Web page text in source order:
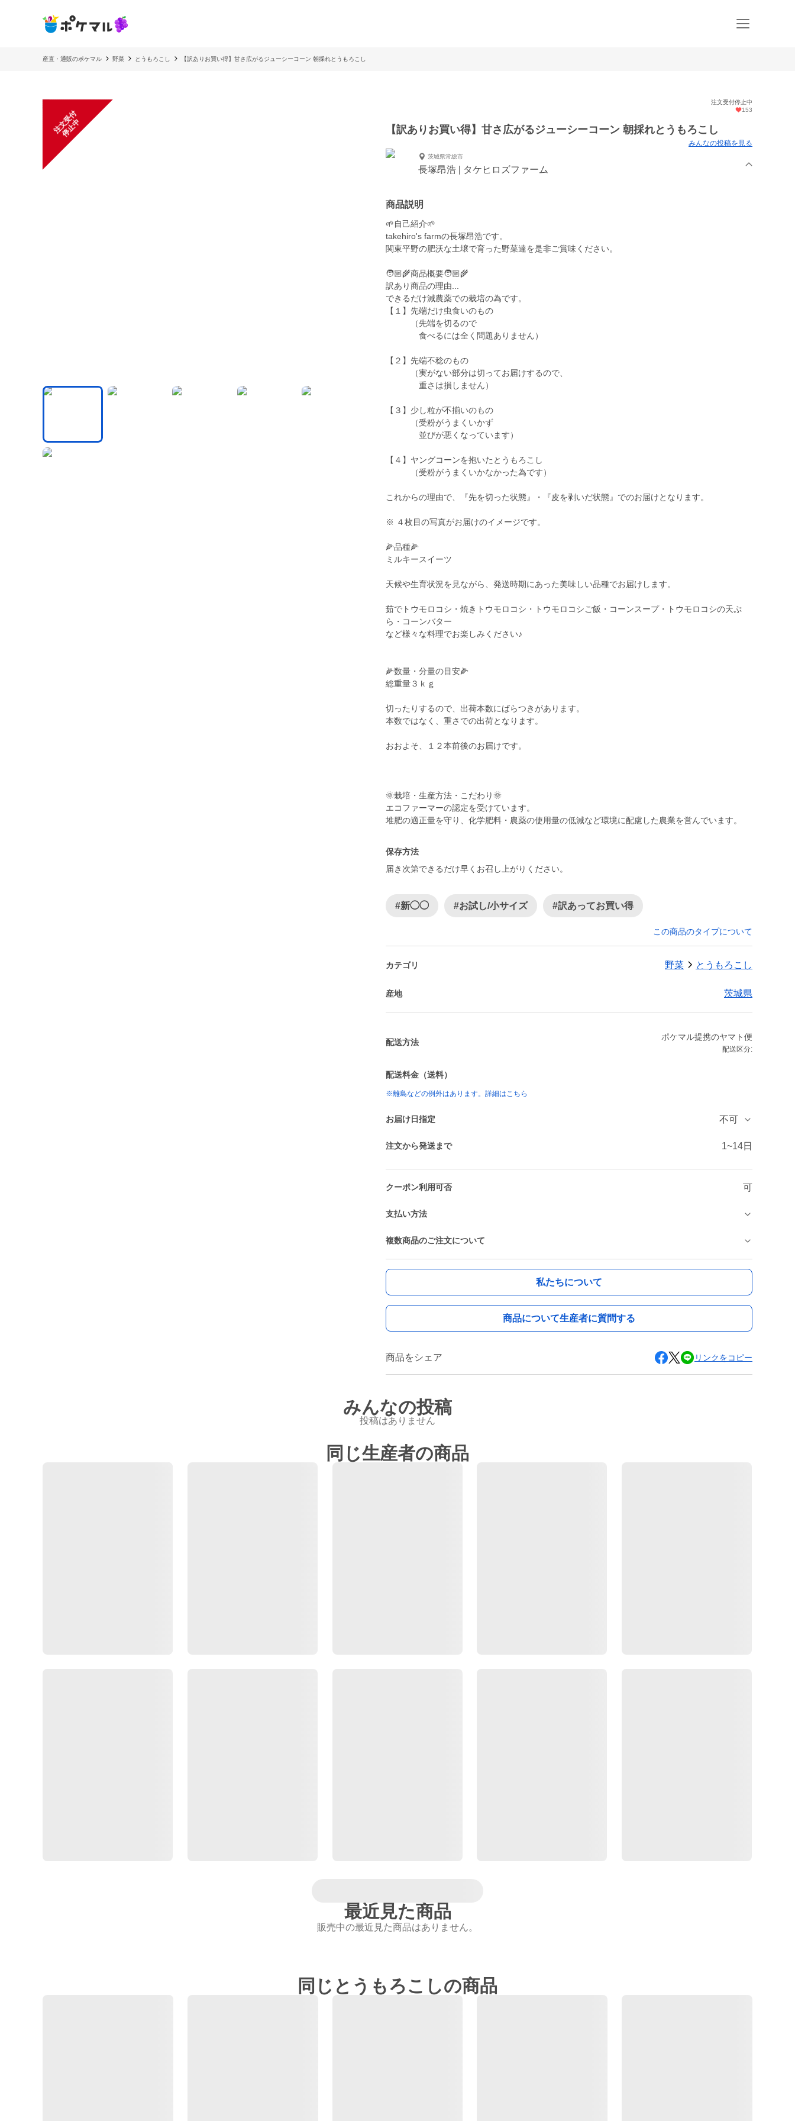
産直・通販のポケマル 野菜 とうもろこし 【訳ありお買い得】甘さ広がるジューシーコーン 朝採れとうもろこし
注
文
受
付
停
止
中
注文受付停止中
153
【訳ありお買い得】甘さ広がるジューシーコーン 朝採れとうもろこし
みんなの投稿を見る
茨城県常総市
長塚昂浩 | タケヒロズファーム
商品説明
🌱自己紹介🌱
takehiro's farmの長塚昂浩です。
関東平野の肥沃な土壌で育った野菜達を是非ご賞味ください。
🧑🏼‍🌾商品概要🧑🏼‍🌾
訳あり商品の理由...
できるだけ減農薬での栽培の為です。
【１】先端だけ虫食いのもの
（先端を切るので
食べるには全く問題ありません）
【２】先端不稔のもの
（実がない部分は切ってお届けするので、
重さは損しません）
【３】少し粒が不揃いのもの
（受粉がうまくいかず
並びが悪くなっています）
【４】ヤングコーンを抱いたとうもろこし
（受粉がうまくいかなかった為です）
これからの理由で、『先を切った状態』・『皮を剥いだ状態』でのお届けとなります。
※ ４枚目の写真がお届けのイメージです。
🌽品種🌽
ミルキースイーツ
天候や生育状況を見ながら、発送時期にあった美味しい品種でお届けします。
茹でトウモロコシ・焼きトウモロコシ・トウモロコシご飯・コーンスープ・トウモロコシの天ぷ
ら・コーンバター
など様々な料理でお楽しみください♪
🌽数量・分量の目安🌽
総重量３ｋｇ
切ったりするので、出荷本数にばらつきがあります。
本数ではなく、重さでの出荷となります。
おおよそ、１２本前後のお届けです。
🌞栽培・生産方法・こだわり🌞
エコファーマーの認定を受けています。
保存方法
届き次第できるだけ早くお召し上がりください。
#新◯◯ #お試し/小サイズ #訳あってお買い得
この商品のタイプについて
カテゴリ 野菜 とうもろこし
産地 茨城県
配送方法
ポケマル提携のヤマト便
配送区分:
配送料金（送料）
※離島などの例外はあります。詳細はこちら
お届け日指定 不可
注文から発送まで 1~14日
クーポン利用可否 可
支払い方法
複数商品のご注文について
私たちについて
商品について生産者に質問する
商品をシェア リンクをコピー
みんなの投稿
投稿はありません
同じ生産者の商品
最近見た商品
販売中の最近見た商品はありません。
同じとうもろこしの商品